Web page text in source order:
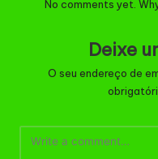
No comments yet.
Deixe
O seu endereço de